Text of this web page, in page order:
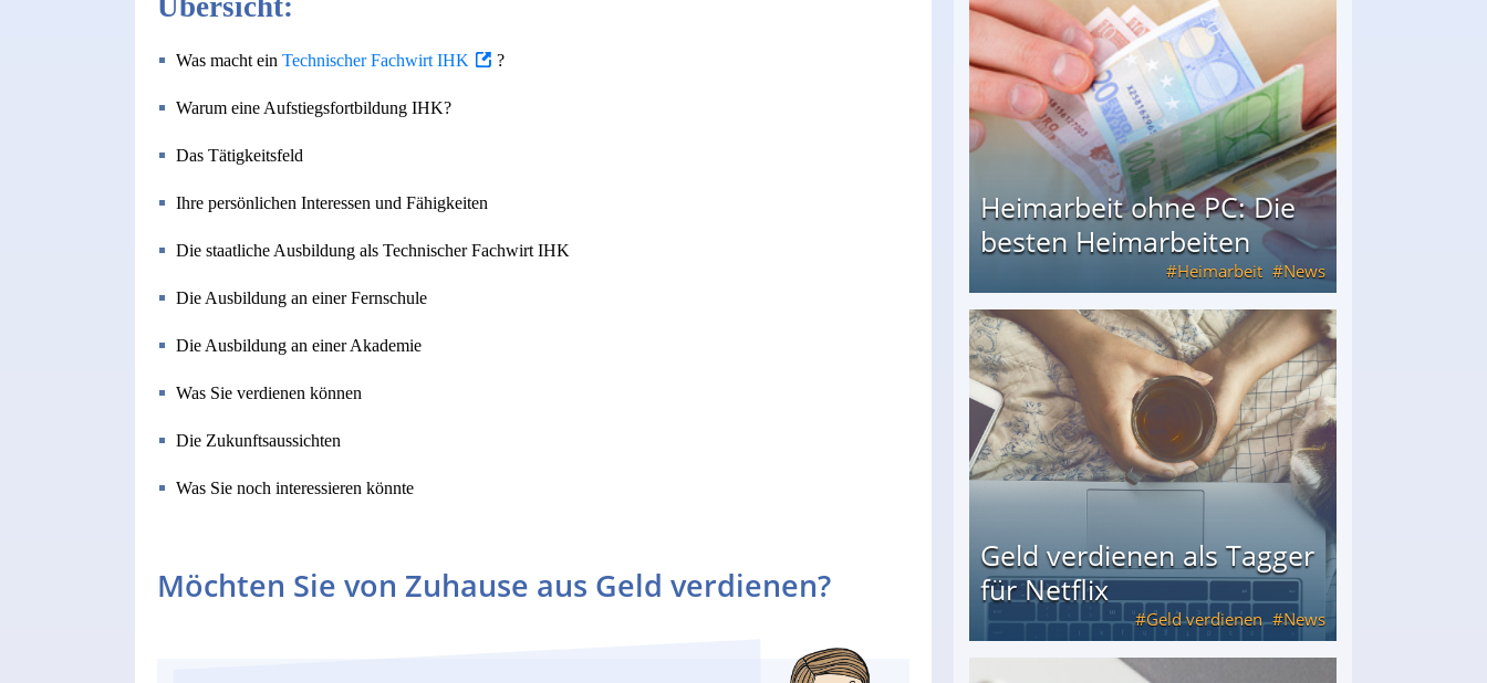
Übersicht:
Was macht ein Technischer Fachwirt IHK ?
Warum eine Aufstiegsfortbildung IHK?
Das Tätigkeitsfeld
Ihre persönlichen Interessen und Fähigkeiten
Die staatliche Ausbildung als Technischer Fachwirt IHK
Die Ausbildung an einer Fernschule
Die Ausbildung an einer Akademie
Was Sie verdienen können
Die Zukunftsaussichten
Was Sie noch interessieren könnte
Möchten Sie von Zuhause aus Geld verdienen?
Heimarbeit ohne PC: Die
besten Heimarbeiten
Heimarbeit News
Heimarbeit ohne PC: Die besten Heimarbeiten
Geld verdienen als Tagger
für Netflix
Geld verdienen News